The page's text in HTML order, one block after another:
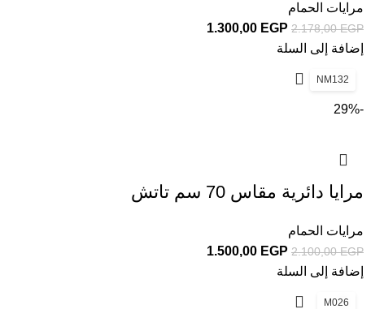
NM132
مرايات الحمام
2.178,00EGP
1.300,00 EGP
إضافة إلى السلة
-29%
M026
مرايا دائرية مقاس 70 سم تاتش
مرايات الحمام
2.100,00EGP
1.500,00 EGP
إضافة إلى السلة